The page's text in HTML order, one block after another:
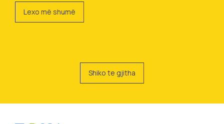
Lexo më shumë
Shiko te gjitha